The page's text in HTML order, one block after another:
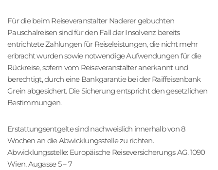
n
Für die beim Reiseveranstalter Naderer gebuchten
Pauschalreisen sind für den Fall der Insolvenz bereits
entrichtete Zahlungen für Reiseleistungen, die nicht mehr
erbracht wurden sowie notwendige Aufwendungen für die
Rückreise, sofern vom Reiseveranstalter anerkannt und
berechtigt, durch eine Bankgarantie bei der Raiffeisenbank
Grein abgesichert. Die Sicherung entspricht den gesetzlichen
Bestimmungen.
Erstattungsentgelte sind nachweislich innerhalb von 8
Wochen an die Abwicklungsstelle zu richten.
Abwicklungsstelle: Europäische Reiseversicherungs AG. 1090
Wien, Augasse 5 – 7